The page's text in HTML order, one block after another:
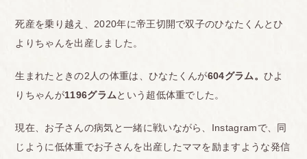
死産を乗り越え、2020年に帝王切開で双子のひなたくんとひ
よりちゃんを出産しました。
生まれたときの2人の体重は、ひなたくんが604グラム。ひよ
りちゃんが1196グラムという超低体重でした。
現在、お子さんの病気と一緒に戦いながら、Instagramで、同
じように低体重でお子さんを出産したママを励ますような発信